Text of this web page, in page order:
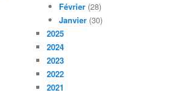
Février (28)
Janvier (30)
2025
2024
2023
2022
2021